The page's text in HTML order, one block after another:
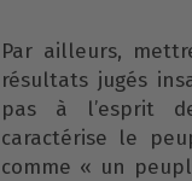
Par ailleurs,
résultats jugés
pas à l’esprit
caractérise le
comme « un